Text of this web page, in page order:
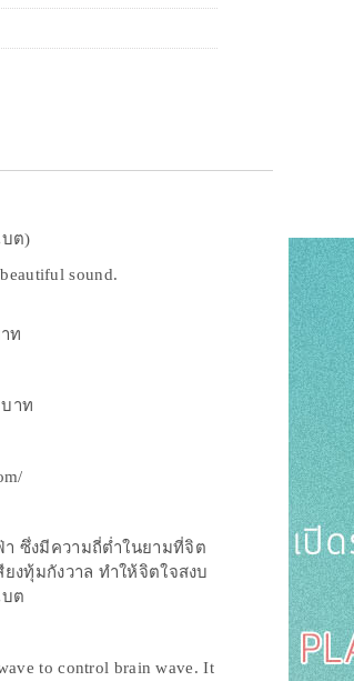
บต)
sound.
ท
าท
ซึ่งมีความถี่ต่ำในยามที่จิต
งทุ้มกังวาล ทำให้จิตใจสงบ
บต
to control brain wave. It